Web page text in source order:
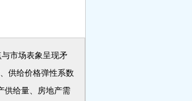
市场表象呈现矛
供给价格弹性系数
供给量、房地产需